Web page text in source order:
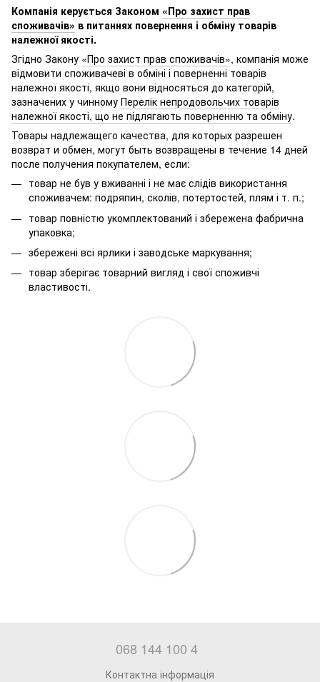
Компанія керується Законом «Про захист прав
споживачів» в питаннях повернення і обміну товарів
належної якості.
Згідно Закону «Про захист прав споживачів», компанія може
відмовити споживачеві в обміні і поверненні товарів
належної якості, якщо вони відносяться до категорій,
зазначених у чинному Перелік непродовольчих товарів
належної якості, що не підлягають поверненню та обміну.
Товары надлежащего качества, для которых разрешен
возврат и обмен, могут быть возвращены в течение 14 дней
после получения покупателем, если:
товар не був у вживанні і не має слідів використання
споживачем: подряпин, сколів, потертостей, плям і т. п.;
товар повністю укомплектований і збережена фабрична
упаковка;
збережені всі ярлики і заводське маркування;
товар зберігає товарний вигляд і свої споживчі
властивості.
068 144 100 4
Контактна інформація